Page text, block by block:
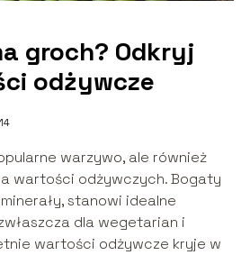
groch? Odkryj
odżywcze
warzywo, ale również
wartości odżywczych. Bogaty
stanowi idealne
dla wegetarian i
wartości odżywcze kryje w